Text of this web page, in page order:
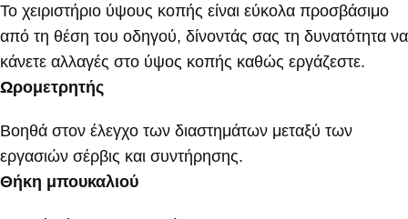
Το χειριστήριο ύψους κοπής είναι εύκολα προσβάσιμο
από τη θέση του οδηγού, δίνοντάς σας τη δυνατότητα να
κάνετε αλλαγές στο ύψος κοπής καθώς εργάζεστε.
Ωρομετρητής
Βοηθά στον έλεγχο των διαστημάτων μεταξύ των
εργασιών σέρβις και συντήρησης.
Θήκη μπουκαλιού